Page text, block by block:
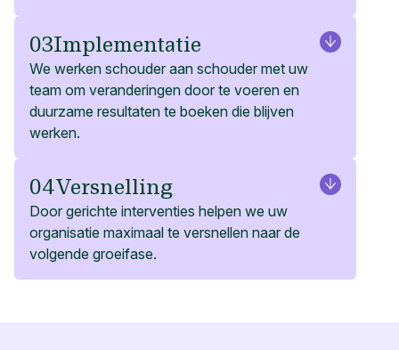
03Implementatie
We werken schouder aan schouder met uw
team om veranderingen door te voeren en
duurzame resultaten te boeken die blijven
werken.
04Versnelling
Door gerichte interventies helpen we uw
organisatie maximaal te versnellen naar de
volgende groeifase.